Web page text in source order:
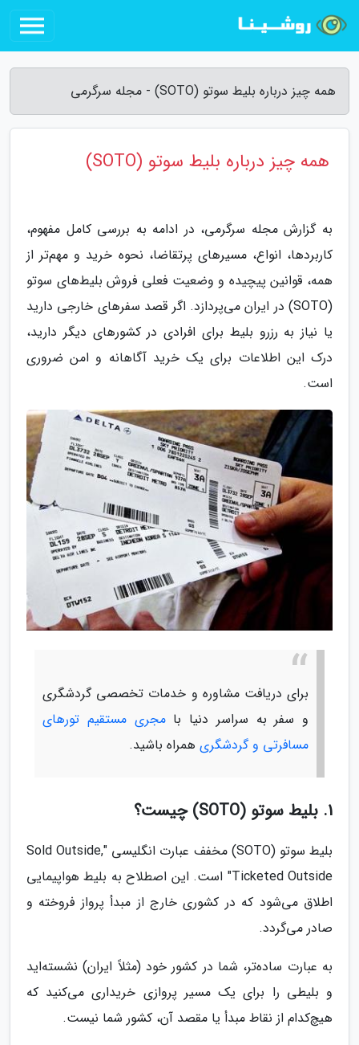
همه چیز درباره بلیط سوتو (SOTO) - مجله سرگرمی
همه چیز درباره بلیط سوتو (SOTO)
به گزارش مجله سرگرمی، در ادامه به بررسی کامل مفهوم،
کاربردها، انواع، مسیرهای پرتقاضا، نحوه خرید و مهم‌تر از
همه، قوانین پیچیده و وضعیت فعلی فروش بلیط‌های سوتو
(SOTO) در ایران می‌پردازد. اگر قصد سفرهای خارجی دارید
یا نیاز به رزرو بلیط برای افرادی در کشورهای دیگر دارید،
درک این اطلاعات برای یک خرید آگاهانه و امن ضروری
است.
برای دریافت مشاوره و خدمات تخصصی گردشگری
و سفر به سراسر دنیا بامجری مستقیم تورهای
مسافرتی و گردشگری همراه باشید.
1. بلیط سوتو (SOTO) چیست؟
بلیط سوتو (SOTO) مخفف عبارت انگلیسی "Sold Outside,
Ticketed Outside" است. این اصطلاح به بلیط هواپیمایی
اطلاق می‌شود که در کشوری خارج از مبدأ پرواز فروخته و
صادر می‌گردد.
به عبارت ساده‌تر، شما در کشور خود (مثلاً ایران) نشسته‌اید
و بلیطی را برای یک مسیر پروازی خریداری می‌کنید که
هیچ‌کدام از نقاط مبدأ یا مقصد آن، کشور شما نیست.